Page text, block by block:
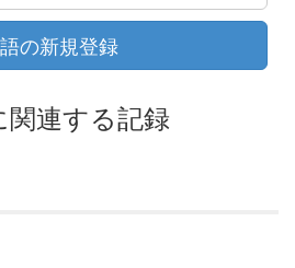
の新規登録
関連する記録